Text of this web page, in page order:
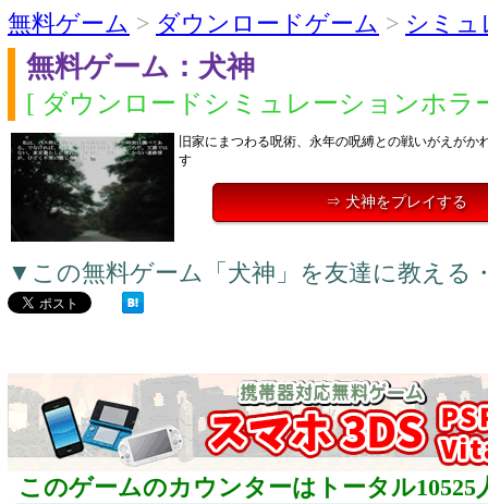
無料ゲーム > ダウンロードゲーム > シミュ
無料ゲーム：犬神
[ ダウンロードシミュレーションホラ
旧家にまつわる呪術、永年の呪縛との戦いがえがか
す
⇒ 犬神をプレイする
▼この無料ゲーム「犬神」を友達に教える
このゲームのカウンターはトータル10525